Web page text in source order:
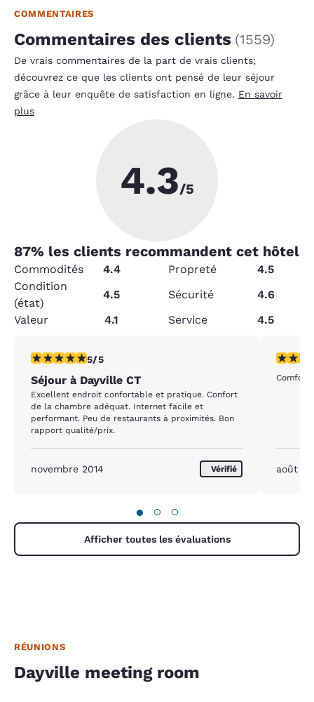
COMMENTAIRES
Commentaires des clients (1559)
De vrais commentaires de la part de vrais clients;
découvrez ce que les clients ont pensé de leur séjour
grâce à leur enquête de satisfaction en ligne. En savoir
plus
4.3/5
87% les clients recommandent cet hôtel
Commodités 4.4 Propreté
4.5
Condition
(état)
4.5 Sécurité
4.6
Valeur
4.1 Service 4.5
5 étoiles. Exceptionnel. 1 commentaire
5/5
Séjour à Dayville CT
Excellent endroit confortable et pratique. Confort
de la chambre adéquat. Internet facile et
performant. Peu de restaurants à proximités. Bon
rapport qualité/prix.
novembre 2014 Vérifié
5
Comfort,
août
● ○ ○
Afficher toutes les évaluations
RÉUNIONS
Dayville meeting room